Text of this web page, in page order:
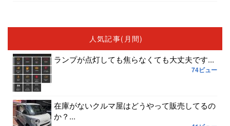
人気記事(月間)
ランプが点灯しても焦らなくても大丈夫です...
74ビュー
在庫がないクルマ屋はどうやって販売してるの
か？...